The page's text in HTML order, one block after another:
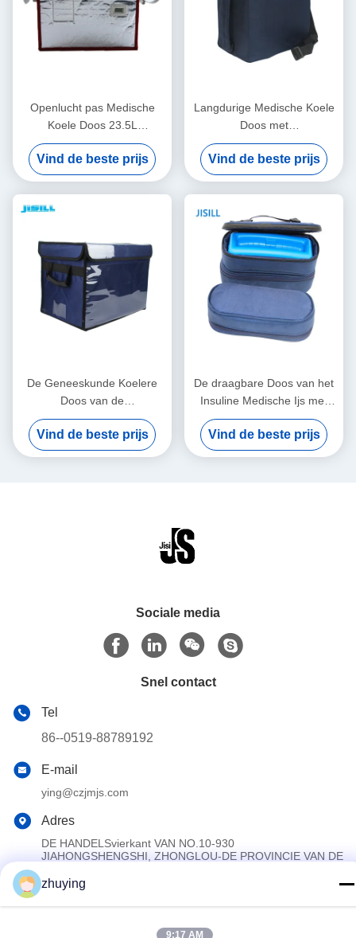
Openlucht pas Medische
Koele Doos 23.5L
Draagbaar voor
Rotomolded-Ijsdoos aan
Vind de beste prijs
Langdurige Medische Koele
Doos met
Vacuümisolatiemateriaal
voor Medische
Vaccinvervoer
Vind de beste prijs
De Geneeskunde Koelere
Doos van de
temperatuurcontrole voor
Medische Vervoer van het
Vaccinsbloed
Vind de beste prijs
De draagbare Doos van het
Insuline Medische Ijs met
Klantgerichte Temperaturen
Gemakkelijk schoon te
maken
Vind de beste prijs
Sociale media
Snel contact
Tel
86--0519-88789192
E-mail
ying@czjmjs.com
Adres
DE HANDELSvierkant VAN NO.10-930
JIAHONGSHENGSHI, ZHONGLOU-DE PROVINCIE VAN DE
zhuying
9:17 AM